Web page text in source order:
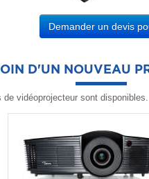
Demander un devis
D'UN NOUVEAU
de vidéoprojecteur sont disponibles.